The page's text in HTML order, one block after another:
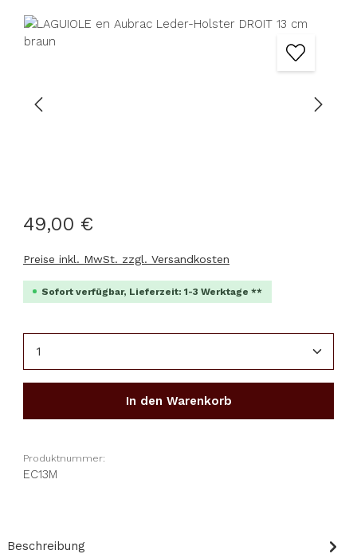
Bildergalerie überspringen
49,00 €
Preise inkl. MwSt. zzgl. Versandkosten
Sofort verfügbar, Lieferzeit: 1-3 Werktage **
In den Warenkorb
Produktnummer:
EC13M
Beschreibung